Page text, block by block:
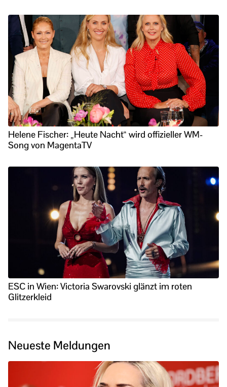
Helene Fischer: „Heute Nacht“ wird offizieller WM-
Song von MagentaTV
ESC in Wien: Victoria Swarovski glänzt im roten
Glitzerkleid
Neueste Meldungen